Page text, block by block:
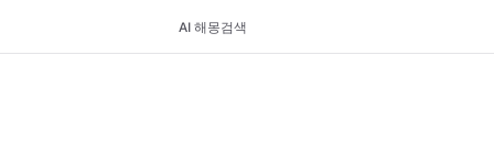
AI 해몽검색